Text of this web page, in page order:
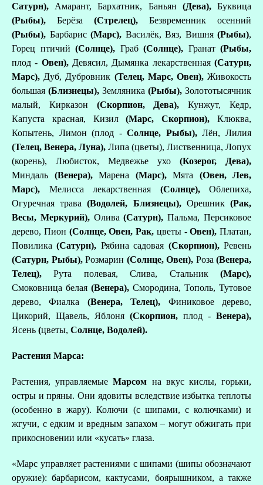
Сатурн), Амарант, Бархатник, Баньян (Дева),Буквица
(Рыбы), Берёза (Стрелец), Безвременник осенний
(Рыбы), Барбарис (Марс), Василёк, Вяз, Вишня (Рыбы),
Горец птичий (Солнце), Граб (Солнце), Гранат (Рыбы,
плод - Овен), Девясил, Дымянка лекарственная(Сатурн,
Марс), Дуб, Дубровник (Телец, Марс, Овен),Живокость
большая (Близнецы), Земляника (Рыбы), Золототысячник
малый, Кирказон (Скорпион, Дева),Кунжут, Кедр,
Капуста красная, Кизил(Марс, Скорпион),Клюква,
Копытень, Лимон (плод -Солнце, Рыбы),Лён, Лилия
(Телец, Венера, Луна), Липа (цветы), Лиственница, Лопух
(корень), Любисток, Медвежье ухо (Козерог, Дева),
Миндаль (Венера), Марена (Марс), Мята (Овен, Лев,
Марс), Мелисса лекарственная (Солнце), Облепиха,
Огуречная трава(Водолей, Близнецы), Орешник(Рак,
Весы, Меркурий), Олива(Сатурн),Пальма, Персиковое
дерево, Пион (Солнце, Овен, Рак, цветы -Овен), Платан,
Повилика(Сатурн), Рябина садовая (Скорпион),Ревень
(Сатурн, Рыбы), Розмарин (Солнце, Овен), Роза (Венера,
Телец),Рута полевая, Слива, Стальник(Марс),
Смоковница белая (Венера), Смородина, Тополь, Тутовое
дерево, Фиалка (Венера, Телец), Финиковое дерево,
Цикорий, Щавель, Яблоня (Скорпион, плод - Венера),
Ясень (цветы, Солнце, Водолей).
Растения Марса:
Растения, управляемыеМарсом на вкус кислы, горьки,
остры и пряны. Они ядовиты вследствие избытка теплоты
(особенно в жару). Колючи (с шипами, с колючками) и
жгучи, с едким и вредным запахом – могут обжигать при
прикосновении или «кусать» глаза.
«Марс управляет растениями с шипами (шипы обозначают
оружие): барбарисом, кактусами, боярышником, а также